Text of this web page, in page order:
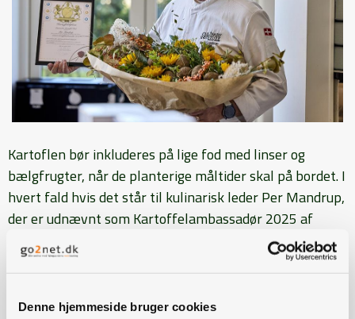
Denne hjemmeside bruger cookies
Kartoflen bør inkluderes på lige fod med linser og
bælgfrugter, når de planterige måltider skal på bordet. I
hvert fald hvis det står til kulinarisk leder Per Mandrup,
der er udnævnt som Kartoffelambassadør 2025 af
Danmarks Kartoffel Råd.
- Jeg har længe talt kartoflens sag, for jeg synes, den er
spise mere grønt og mindre kød, hvor kartoflen meget